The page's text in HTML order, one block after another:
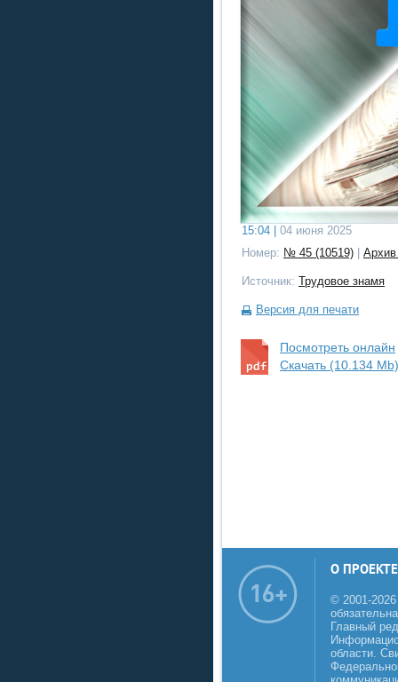
15:04 |
04 июня 2025
Номер: № 45 (10519)
Источник: Трудовое знамя
Версия для печати
Посмотреть онлайн
Скачать (10.134 Mb)
О ПРОЕКТЕ
© 2001-
Главный
области.